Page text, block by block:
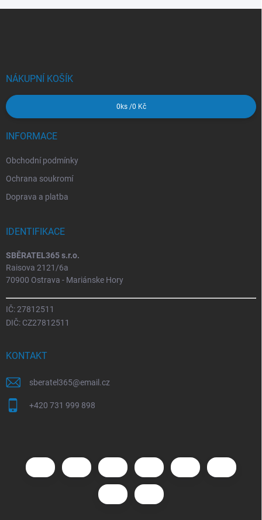
NÁKUPNÍ KOŠÍK
0ks /0 Kč
INFORMACE
Obchodní podmínky
Ochrana soukromí
Doprava a platba
IDENTIFIKACE
SBĚRATEL365 s.r.o.
Raisova 2121/6a
70900 Ostrava - Mariánske Hory
IČ: 27812511
DIČ: CZ27812511
KONTAKT
sberatel365@email.cz
+420 731 999 898